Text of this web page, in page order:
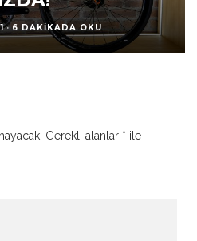
· 6 DAKIKADA OKU
Gerekli alanlar * ile